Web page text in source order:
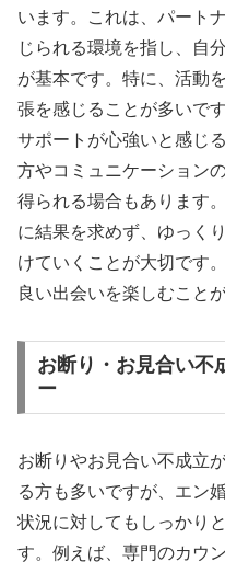
います。これは、パート
じられる環境を指し、自
が基本です。特に、活動
張を感じることが多いで
サポートが心強いと感じ
方やコミュニケーション
得られる場合もあります
に結果を求めず、ゆっく
けていくことが大切です
良い出会いを楽しむこと
お断り・お見合い不
ー
お断りやお見合い不成立
る方も多いですが、エン
状況に対してもしっかり
す。例えば、専門のカウ